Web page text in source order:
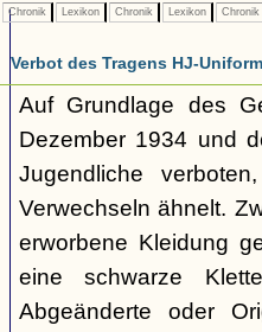
Chronik Lexikon Chronik Lexikon Chronik
Verbot des Tragens HJ-
Auf Grundlage des
Dezember 1934 und
Jugendliche
Verwechseln ähnelt.
erworbene Kleidung
eine schwarze
Abgeänderte oder